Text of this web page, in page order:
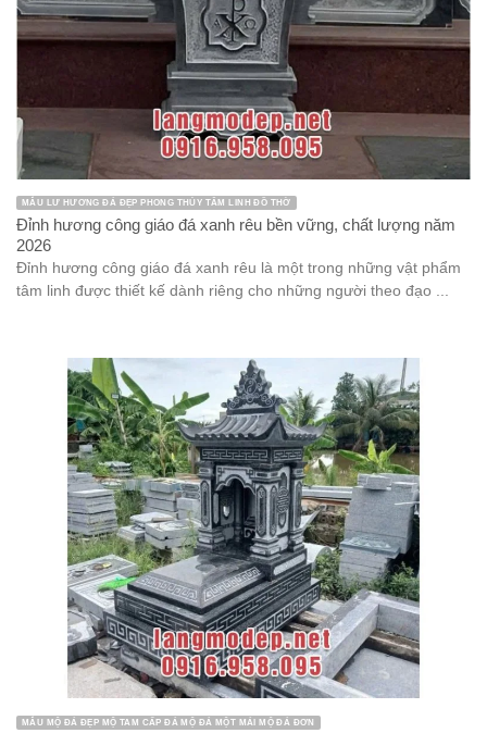
MẪU LƯ HƯƠNG ĐÁ ĐẸP PHONG THỦY TÂM LINH ĐỒ THỜ
Đỉnh hương công giáo đá xanh rêu bền vững, chất lượng năm
2026
Đỉnh hương công giáo đá xanh rêu là một trong những vật phẩm
tâm linh được thiết kế dành riêng cho những người theo đạo ...
MẪU MỘ ĐÁ ĐẸP MỘ TAM CẤP ĐÁ MỘ ĐÁ MỘT MÁI MỘ ĐÁ ĐƠN